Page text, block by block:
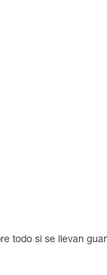
todo si se llevan